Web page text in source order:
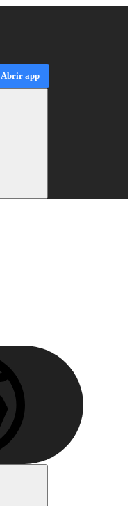
Abrir app